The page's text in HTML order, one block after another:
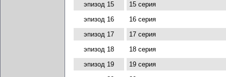
эпизод 15
15 серия
эпизод 16
16 серия
эпизод 17
17 серия
эпизод 18
18 серия
эпизод 19
19 серия